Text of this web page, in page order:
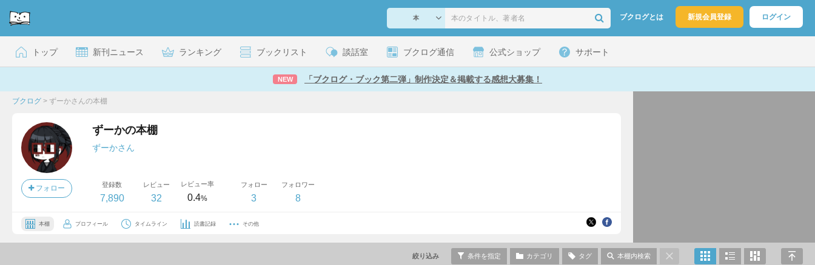
ブクログとは 新規会員登録 ログイン
トップ 新刊ニュース ランキング ブックリスト 談話室 ブクログ通信 公式ショップ サポート
NEW 「ブクログ・ブック第二弾」制作決定＆掲載する感想大募集！
ブクログ > ずーかさんの本棚
フォロー
ずーかの本棚
ずーかさん
登録数
7,890
レビュー
32
レビュー率
0.4%
フォロー
3
フォロワー
8
本棚 プロフィール タイムライン 読書記録 その他
絞り込み 条件を指定 カテゴリ タグ 本棚内検索